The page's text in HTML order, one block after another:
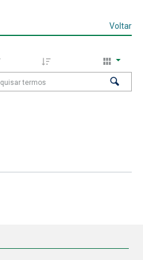
Voltar